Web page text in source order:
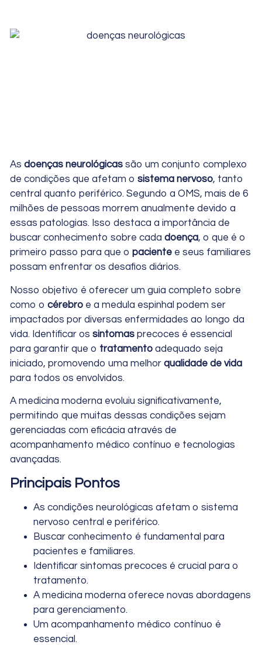
As doenças neurológicas são um conjunto complexo
de condições que afetam o sistema nervoso, tanto
central quanto periférico. Segundo a OMS, mais de 6
milhões de pessoas morrem anualmente devido a
essas patologias. Isso destaca a importância de
buscar conhecimento sobre cada doença, o que é o
primeiro passo para que o paciente e seus familiares
possam enfrentar os desafios diários.
Nosso objetivo é oferecer um guia completo sobre
como o cérebro e a medula espinhal podem ser
impactados por diversas enfermidades ao longo da
vida. Identificar os sintomas precoces é essencial
para garantir que o tratamento adequado seja
iniciado, promovendo uma melhor qualidade de vida
para todos os envolvidos.
A medicina moderna evoluiu significativamente,
permitindo que muitas dessas condições sejam
gerenciadas com eficácia através de
acompanhamento médico contínuo e tecnologias
avançadas.
Principais Pontos
As condições neurológicas afetam o sistema
nervoso central e periférico.
Buscar conhecimento é fundamental para
pacientes e familiares.
Identificar sintomas precoces é crucial para o
tratamento.
A medicina moderna oferece novas abordagens
para gerenciamento.
Um acompanhamento médico contínuo é
essencial.